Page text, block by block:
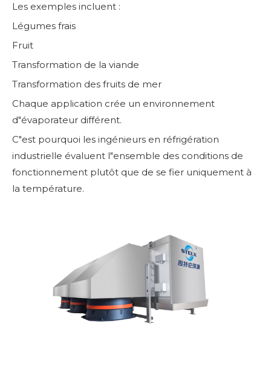
Les exemples incluent :
Légumes frais
Fruit
Transformation de la viande
Transformation des fruits de mer
Chaque application crée un environnement
d"évaporateur différent.
C"est pourquoi les ingénieurs en réfrigération
industrielle évaluent l"ensemble des conditions de
fonctionnement plutôt que de se fier uniquement à
la température.